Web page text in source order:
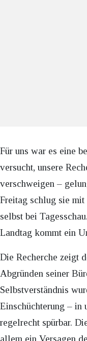
Für uns war es eine
versucht, unsere
verschweigen –
Freitag schlug sie
selbst bei
Landtag kommt ein
Die Recherche zeigt
Abgründen seiner
Selbstverständnis
Einschüchterung – in
regelrecht spürbar.
allem ein Versagen